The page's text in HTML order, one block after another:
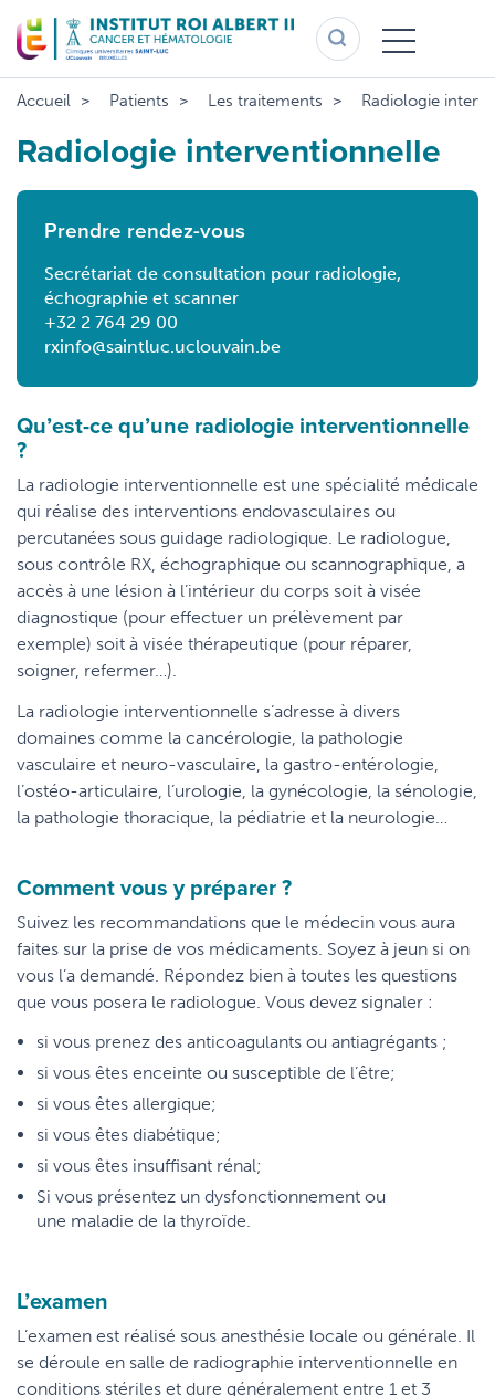
au
contenu
principal
Accueil Patients Les traitements Radiologie
Radiologie interventionnelle
Prendre rendez-vous
Secrétariat de consultation pour radiologie,
échographie et scanner
+32 2 764 29 00
rxinfo@saintluc.uclouvain.be
Qu’est-ce qu’une radiologie interventionnelle
?
La radiologie interventionnelle est une spécialité médicale
qui réalise des interventions endovasculaires ou
percutanées sous guidage radiologique. Le radiologue,
sous contrôle RX, échographique ou scannographique, a
accès à une lésion à l’intérieur du corps soit à visée
diagnostique (pour effectuer un prélèvement par
exemple) soit à visée thérapeutique (pour réparer,
soigner, refermer…).
La radiologie interventionnelle s’adresse à divers
domaines comme la cancérologie, la pathologie
vasculaire et neuro-vasculaire, la gastro-entérologie,
l’ostéo-articulaire, l’urologie, la gynécologie, la sénologie,
la pathologie thoracique, la pédiatrie et la neurologie…
Comment vous y préparer ?
Suivez les recommandations que le médecin vous aura
faites sur la prise de vos médicaments. Soyez à jeun si on
vous l’a demandé. Répondez bien à toutes les questions
que vous posera le radiologue. Vous devez signaler :
si vous prenez des anticoagulants ou antiagrégants ;
si vous êtes enceinte ou susceptible de l’être;
si vous êtes allergique;
si vous êtes diabétique;
si vous êtes insuffisant rénal;
Si vous présentez un dysfonctionnement ou
une maladie de la thyroïde.
L’examen
L’examen est réalisé sous anesthésie locale ou générale. Il
se déroule en salle de radiographie interventionnelle en
conditions stériles et dure généralement entre 1 et 3